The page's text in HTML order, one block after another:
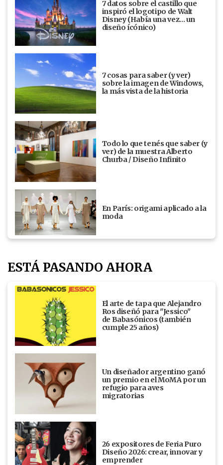
7 datos sobre el castillo que
inspiró el logotipo de Walt
Disney (Había una vez... un
diseño ícónico)
7 cosas para saber (y ver)
sobre la imagen de Windows,
la más vista de la historia
Todo lo que tenés que saber (y
ver) de la muestra Alberto
Churba / Diseño Infinito
En París: origami aplicado a la
moda
ESTÁ PASANDO AHORA
El arte de tapa que Alejandro
Ros diseñó para "Jessico"
de Babasónicos (también
cumple 25 años)
Un diseñador argentino ganó
un premio en el MoMA por un
refugio para aves
migratorias
26 expositores de Feria Puro
Diseño 2026: crear, innovar y
emprender